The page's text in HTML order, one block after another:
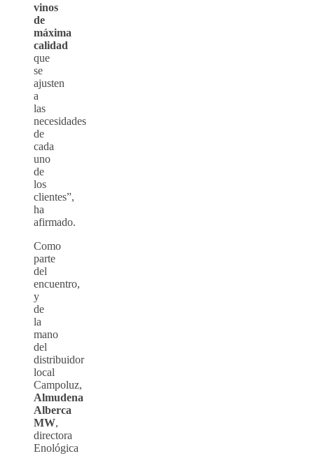
vinos
de
máxima
calidad
que
se
ajusten
a
las
necesidades
de
cada
uno
de
los
clientes”,
ha
afirmado.
Como
parte
del
encuentro,
y
de
la
mano
del
distribuidor
local
Campoluz,
Almudena
Alberca
MW,
directora
Enológica